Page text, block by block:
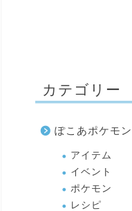
カテゴリー
ぽこあポケモン
アイテム
イベント
ポケモン
レシピ